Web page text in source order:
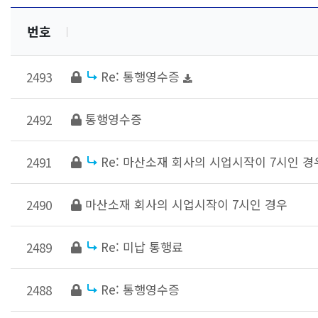
번호
2493 Re: 통행영수증
2492 통행영수증
2491 Re: 마산소재 회사의 시업시작이 7시인 경
2490 마산소재 회사의 시업시작이 7시인 경우
2489 Re: 미납 통행료
2488 Re: 통행영수증